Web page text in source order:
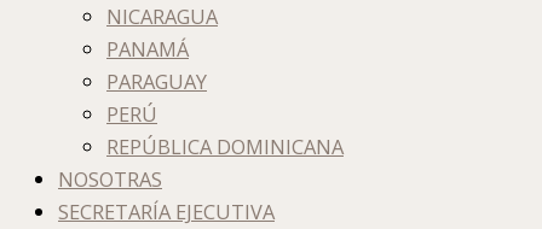
NICARAGUA
PANAMÁ
PARAGUAY
PERÚ
REPÚBLICA DOMINICANA
NOSOTRAS
SECRETARÍA EJECUTIVA